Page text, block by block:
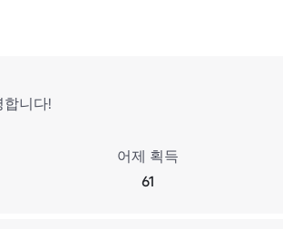
합니다!
어제 획득
61